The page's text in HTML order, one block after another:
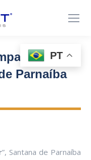
do
Parnaíba
aqui:
”, Santana de Parnaíba
PT